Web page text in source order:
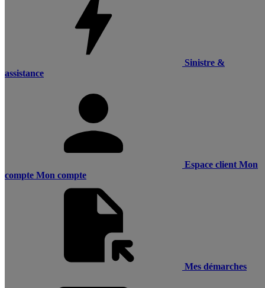
Sinistre &
assistance
Espace client Mon
compte Mon compte
Mes démarches